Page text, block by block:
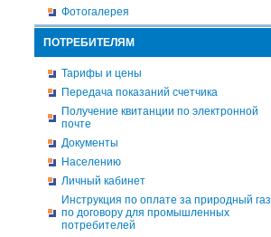
Фотогалерея
ПОТРЕБИТЕЛЯМ
Тарифы и цены
Передача показаний счетчика
Получение квитанции по электронной
почте
Документы
Населению
Личный кабинет
Инструкция по оплате за природный газ
по договору для промышленных
потребителей